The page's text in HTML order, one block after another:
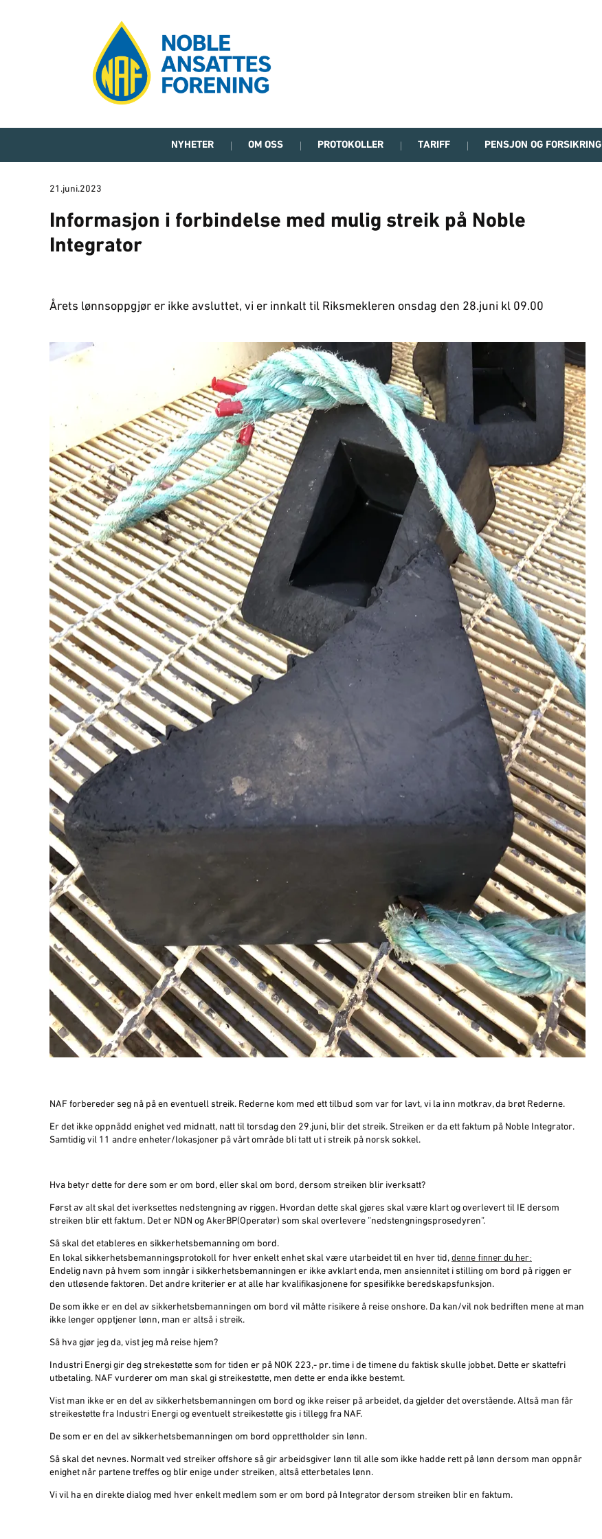
NYHETER OM OSS PROTOKOLLER TARIFF PENSJON OG FORSIKRING
21.juni.2023
Informasjon i forbindelse med mulig streik på Noble
Integrator
Årets lønnsoppgjør er ikke avsluttet, vi er innkalt til Riksmekleren onsdag den 28.juni kl 09.00
NAF forbereder seg nå på en eventuell streik. Rederne kom med ett tilbud som var for lavt, vi la inn motkrav, da brøt Rederne.
Er det ikke oppnådd enighet ved midnatt, natt til torsdag den 29.juni, blir det streik. Streiken er da ett faktum på Noble Integrator.
Samtidig vil 11 andre enheter/lokasjoner på vårt område bli tatt ut i streik på norsk sokkel.
Hva betyr dette for dere som er om bord, eller skal om bord, dersom streiken blir iverksatt?
Først av alt skal det iverksettes nedstengning av riggen. Hvordan dette skal gjøres skal være klart og overlevert til IE dersom
streiken blir ett faktum. Det er NDN og AkerBP(Operatør) som skal overlevere ”nedstengningsprosedyren”.
Så skal det etableres en sikkerhetsbemanning om bord.
En lokal sikkerhetsbemanningsprotokoll for hver enkelt enhet skal være utarbeidet til en hver tid, denne finner du her:
Endelig navn på hvem som inngår i sikkerhetsbemanningen er ikke avklart enda, men ansiennitet i stilling om bord på riggen er
den utløsende faktoren. Det andre kriterier er at alle har kvalifikasjonene for spesifikke beredskapsfunksjon.
De som ikke er en del av sikkerhetsbemanningen om bord vil måtte risikere å reise onshore. Da kan/vil nok bedriften mene at man
ikke lenger opptjener lønn, man er altså i streik.
Så hva gjør jeg da, vist jeg må reise hjem?
Industri Energi gir deg strekestøtte som for tiden er på NOK 223,- pr. time i de timene du faktisk skulle jobbet. Dette er skattefri
utbetaling. NAF vurderer om man skal gi streikestøtte, men dette er enda ikke bestemt.
Vist man ikke er en del av sikkerhetsbemanningen om bord og ikke reiser på arbeidet, da gjelder det overstående. Altså man får
streikestøtte fra Industri Energi og eventuelt streikestøtte gis i tillegg fra NAF.
De som er en del av sikkerhetsbemanningen om bord opprettholder sin lønn.
Så skal det nevnes. Normalt ved streiker offshore så gir arbeidsgiver lønn til alle som ikke hadde rett på lønn dersom man oppnår
enighet når partene treffes og blir enige under streiken, altså etterbetales lønn.
Vi vil ha en direkte dialog med hver enkelt medlem som er om bord på Integrator dersom streiken blir en faktum.